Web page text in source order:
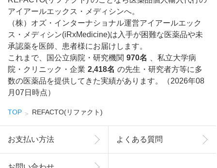
アイアールエックス・メディシンへ。
（株）オズ・インターナショナル運営アイアールエック
ス・メディシン(iRxMedicine)は入手が困難な医薬品や未
承認薬を医師、患者様にお届けします。
これまで、国公立病院・研究機関 970名
、私立大学病
院・クリニック・企業 2,418名 の先生・研究者方等に多
数の医薬品を提供してきた実績があります。（2026年08
月07日時点）
TOP REFACTO(リファクト)
お支払い方法 よくある質問